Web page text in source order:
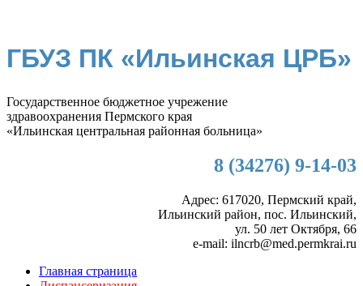
ГБУЗ ПК «Ильинская ЦРБ»
Государственное бюджетное учрежение
здравоохранения Пермского края
«Ильинская центральная районная больница»
8 (34276) 9-14-03
Адрес: 617020, Пермский край,
Ильинский район, пос. Ильинский,
ул. 50 лет Октября, 66
e-mail: ilncrb@med.permkrai.ru
Главная страница